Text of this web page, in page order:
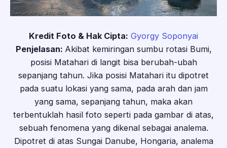
Kredit Foto & Hak Cipta: Gyorgy Soponyai
Penjelasan: Akibat kemiringan sumbu rotasi Bumi,
posisi Matahari di langit bisa berubah-ubah
sepanjang tahun. Jika posisi Matahari itu dipotret
pada suatu lokasi yang sama, pada arah dan jam
yang sama, sepanjang tahun, maka akan
terbentuklah hasil foto seperti pada gambar di atas,
sebuah fenomena yang dikenal sebagai analema.
Dipotret di atas Sungai Danube, Hongaria, analema